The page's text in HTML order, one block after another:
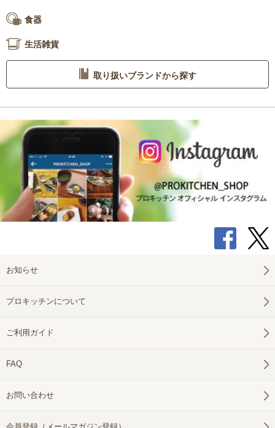
食器
生活雑貨
取り扱いブランドから探す
お知らせ
プロキッチンについて
ご利用ガイド
FAQ
お問い合わせ